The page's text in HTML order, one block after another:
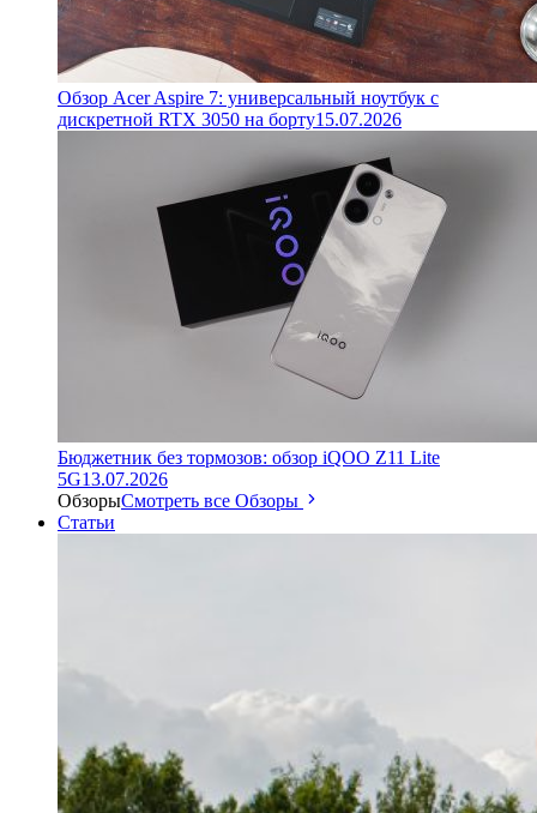
Обзор Acer Aspire 7: универсальный ноутбук с
дискретной RTX 3050 на борту15.07.2026
Бюджетник без тормозов: обзор iQOO Z11 Lite
5G13.07.2026
ОбзорыСмотреть все Обзоры
Статьи